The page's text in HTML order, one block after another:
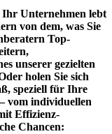
Ihr Unternehmen lebt
von dem, was Sie
Top-
unserer gezielten
holen Sie sich
speziell für Ihre
vom individuellen
Effizienz-
Chancen: